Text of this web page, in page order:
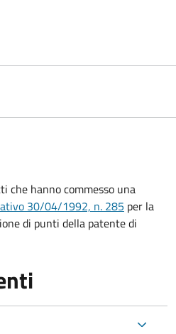
che hanno commesso una
30/04/1992, n. 285 per la
di punti della patente di